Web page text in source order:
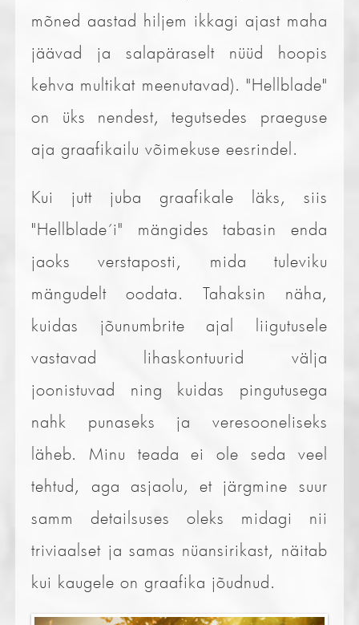
mõned aastad hiljem ikkagi ajast maha
jäävad ja salapäraselt nüüd hoopis
kehva multikat meenutavad). "Hellblade"
on üks nendest, tegutsedes praeguse
aja graafikailu võimekuse eesrindel.
Kui jutt juba graafikale läks, siis
"Hellblade´i" mängides tabasin enda
jaoks verstaposti, mida tuleviku
mängudelt oodata. Tahaksin näha,
kuidas jõunumbrite ajal liigutusele
vastavad lihaskontuurid välja
joonistuvad ning kuidas pingutusega
nahk punaseks ja veresooneliseks
läheb. Minu teada ei ole seda veel
tehtud, aga asjaolu, et järgmine suur
samm detailsuses oleks midagi nii
triviaalset ja samas nüansirikast, näitab
kui kaugele on graafika jõudnud.